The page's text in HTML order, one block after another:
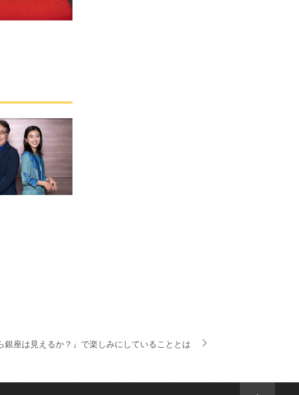
座は見えるか？』で楽しみにしていることとは